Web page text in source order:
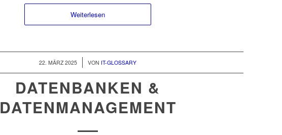
Weiterlesen
22. MÄRZ 2025
/ VON IT-GLOSSARY
DATENBANKEN &
DATENMANAGEMENT